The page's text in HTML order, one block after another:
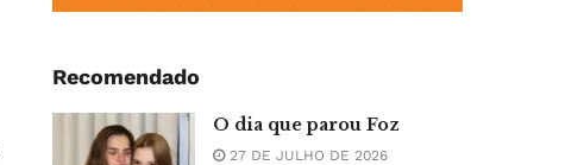
Recomendado
O dia que parou Foz
27 DE JULHO DE 2026